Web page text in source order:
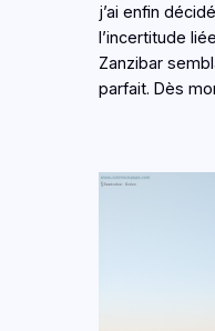
j’ai enfin
l’incertitude
Zanzibar
parfait. Dès